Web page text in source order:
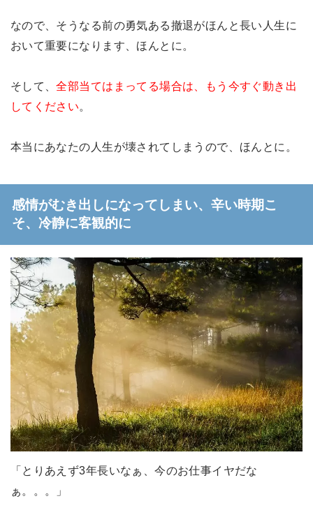
なので、そうなる前の勇気ある撤退がほんと長い人生に
おいて重要になります、ほんとに。
そして、全部当てはまってる場合は、もう今すぐ動き出
してください。
本当にあなたの人生が壊されてしまうので、ほんとに。
感情がむき出しになってしまい、辛い時期こ
そ、冷静に客観的に
「とりあえず3年長いなぁ、今のお仕事イヤだな
ぁ。。。」